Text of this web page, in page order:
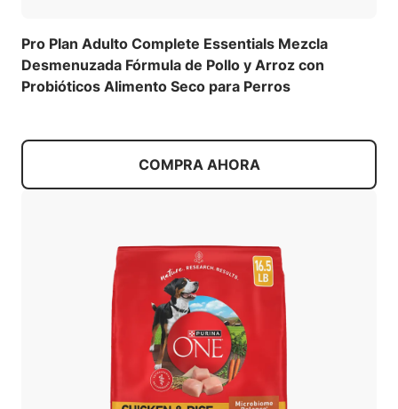
Pro Plan Adulto Complete Essentials Mezcla
Desmenuzada Fórmula de Pollo y Arroz con
Probióticos Alimento Seco para Perros
COMPRA AHORA